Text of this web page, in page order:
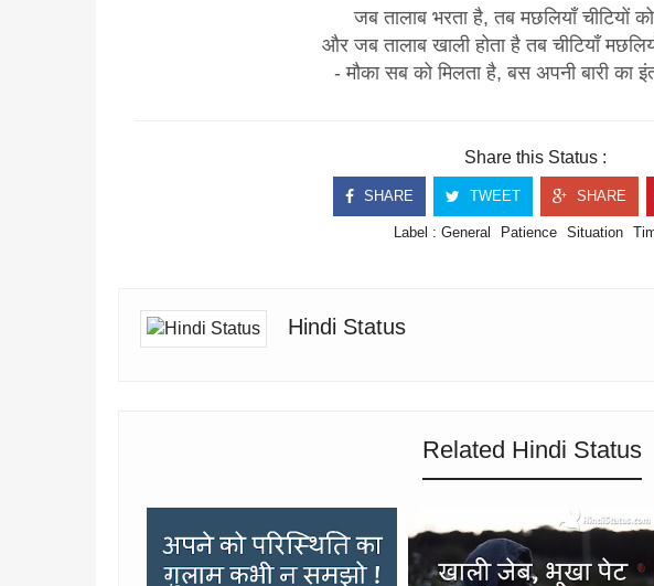
जब तालाब भरता है, तब मछलियाँ चीटियों
और जब तालाब खाली होता है तब चीटियाँ
- मौका सब को मिलता है, बस अपनी बारी का
Share this Status :
SHARE TWEET SHARE
Label :General Patience Situation
Hindi Status
Related Hindi Status